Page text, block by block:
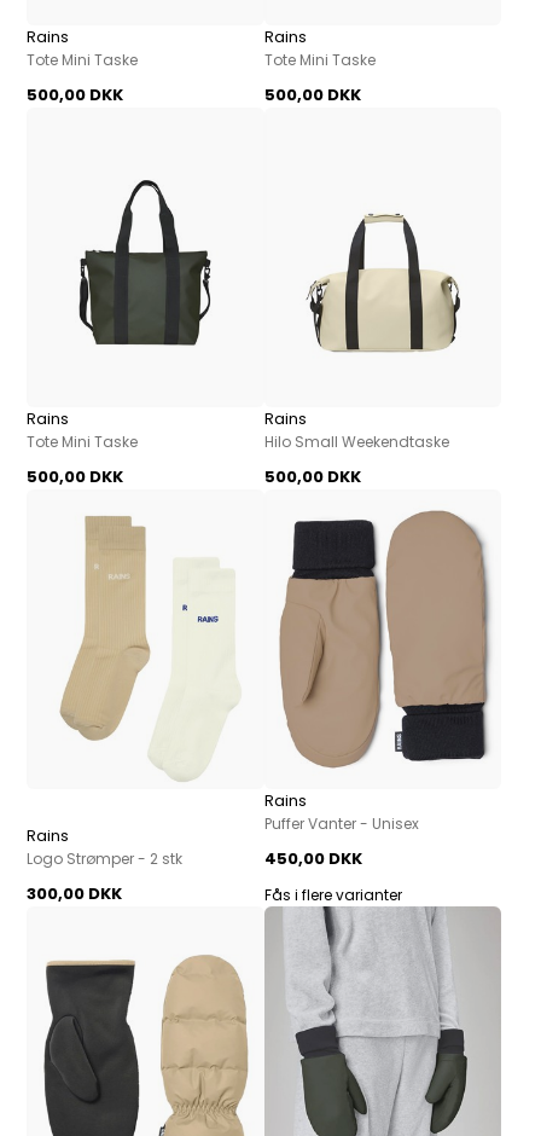
Rains
Tote Mini Taske
500,00 DKK
Rains
Tote Mini Taske
500,00 DKK
Rains
Tote Mini Taske
500,00 DKK
Rains
Hilo Small Weekendtaske
500,00 DKK
Rains
Logo Strømper - 2 stk
300,00 DKK
Rains
Puffer Vanter - Unisex
450,00 DKK
Fås i flere varianter